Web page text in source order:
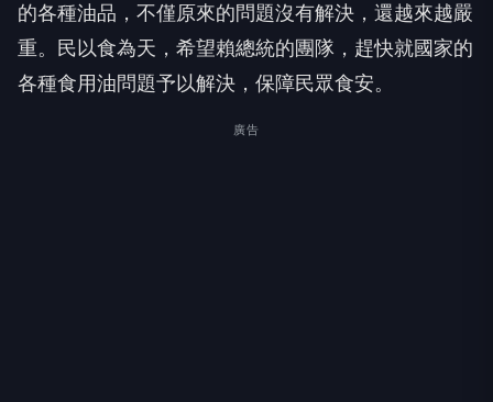
的各種油品，不僅原來的問題沒有解決，還越來越嚴
重。民以食為天，希望賴總統的團隊，趕快就國家的
各種食用油問題予以解決，保障民眾食安。
廣告